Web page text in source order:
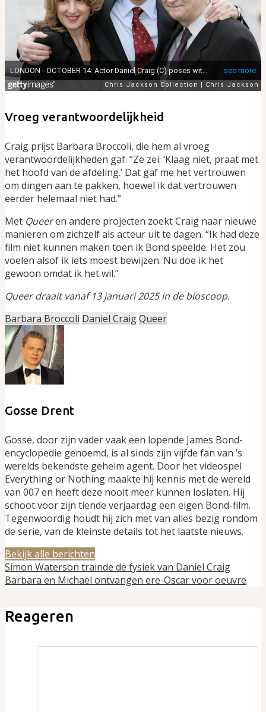
Vroeg verantwoordelijkheid
Craig prijst Barbara Broccoli, die hem al vroeg
verantwoordelijkheden gaf. “Ze zei: ‘Klaag niet, praat met
het hoofd van de afdeling.’ Dat gaf me het vertrouwen
om dingen aan te pakken, hoewel ik dat vertrouwen
eerder helemaal niet had.”
Met Queeren andere projecten zoekt Craig naar nieuwe
manieren om zichzelf als acteur uit te dagen. “Ik had deze
film niet kunnen maken toen ik Bond speelde. Het zou
voelen alsof ik iets moest bewijzen. Nu doe ik het
gewoon omdat ik het wil.”
Queer draait vanaf 13 januari 2025 in de bioscoop.
Barbara Broccoli Daniel CraigQueer
Gosse Drent
Gosse, door zijn vader vaak een lopende James Bond-
encyclopedie genoemd, is al sinds zijn vijfde fan van ’s
werelds bekendste geheim agent. Door het videospel
Everything or Nothing maakte hij kennis met de wereld
van 007 en heeft deze nooit meer kunnen loslaten. Hij
schoot voor zijn tiende verjaardag een eigen Bond-film.
Tegenwoordig houdt hij zich met van alles bezig rondom
de serie, van de kleinste details tot het laatste nieuws.
Bekijk alle berichten
Simon Waterson trainde de fysiek van Daniel Craig
Barbara en Michael ontvangen ere-Oscar voor oeuvre
Reageren